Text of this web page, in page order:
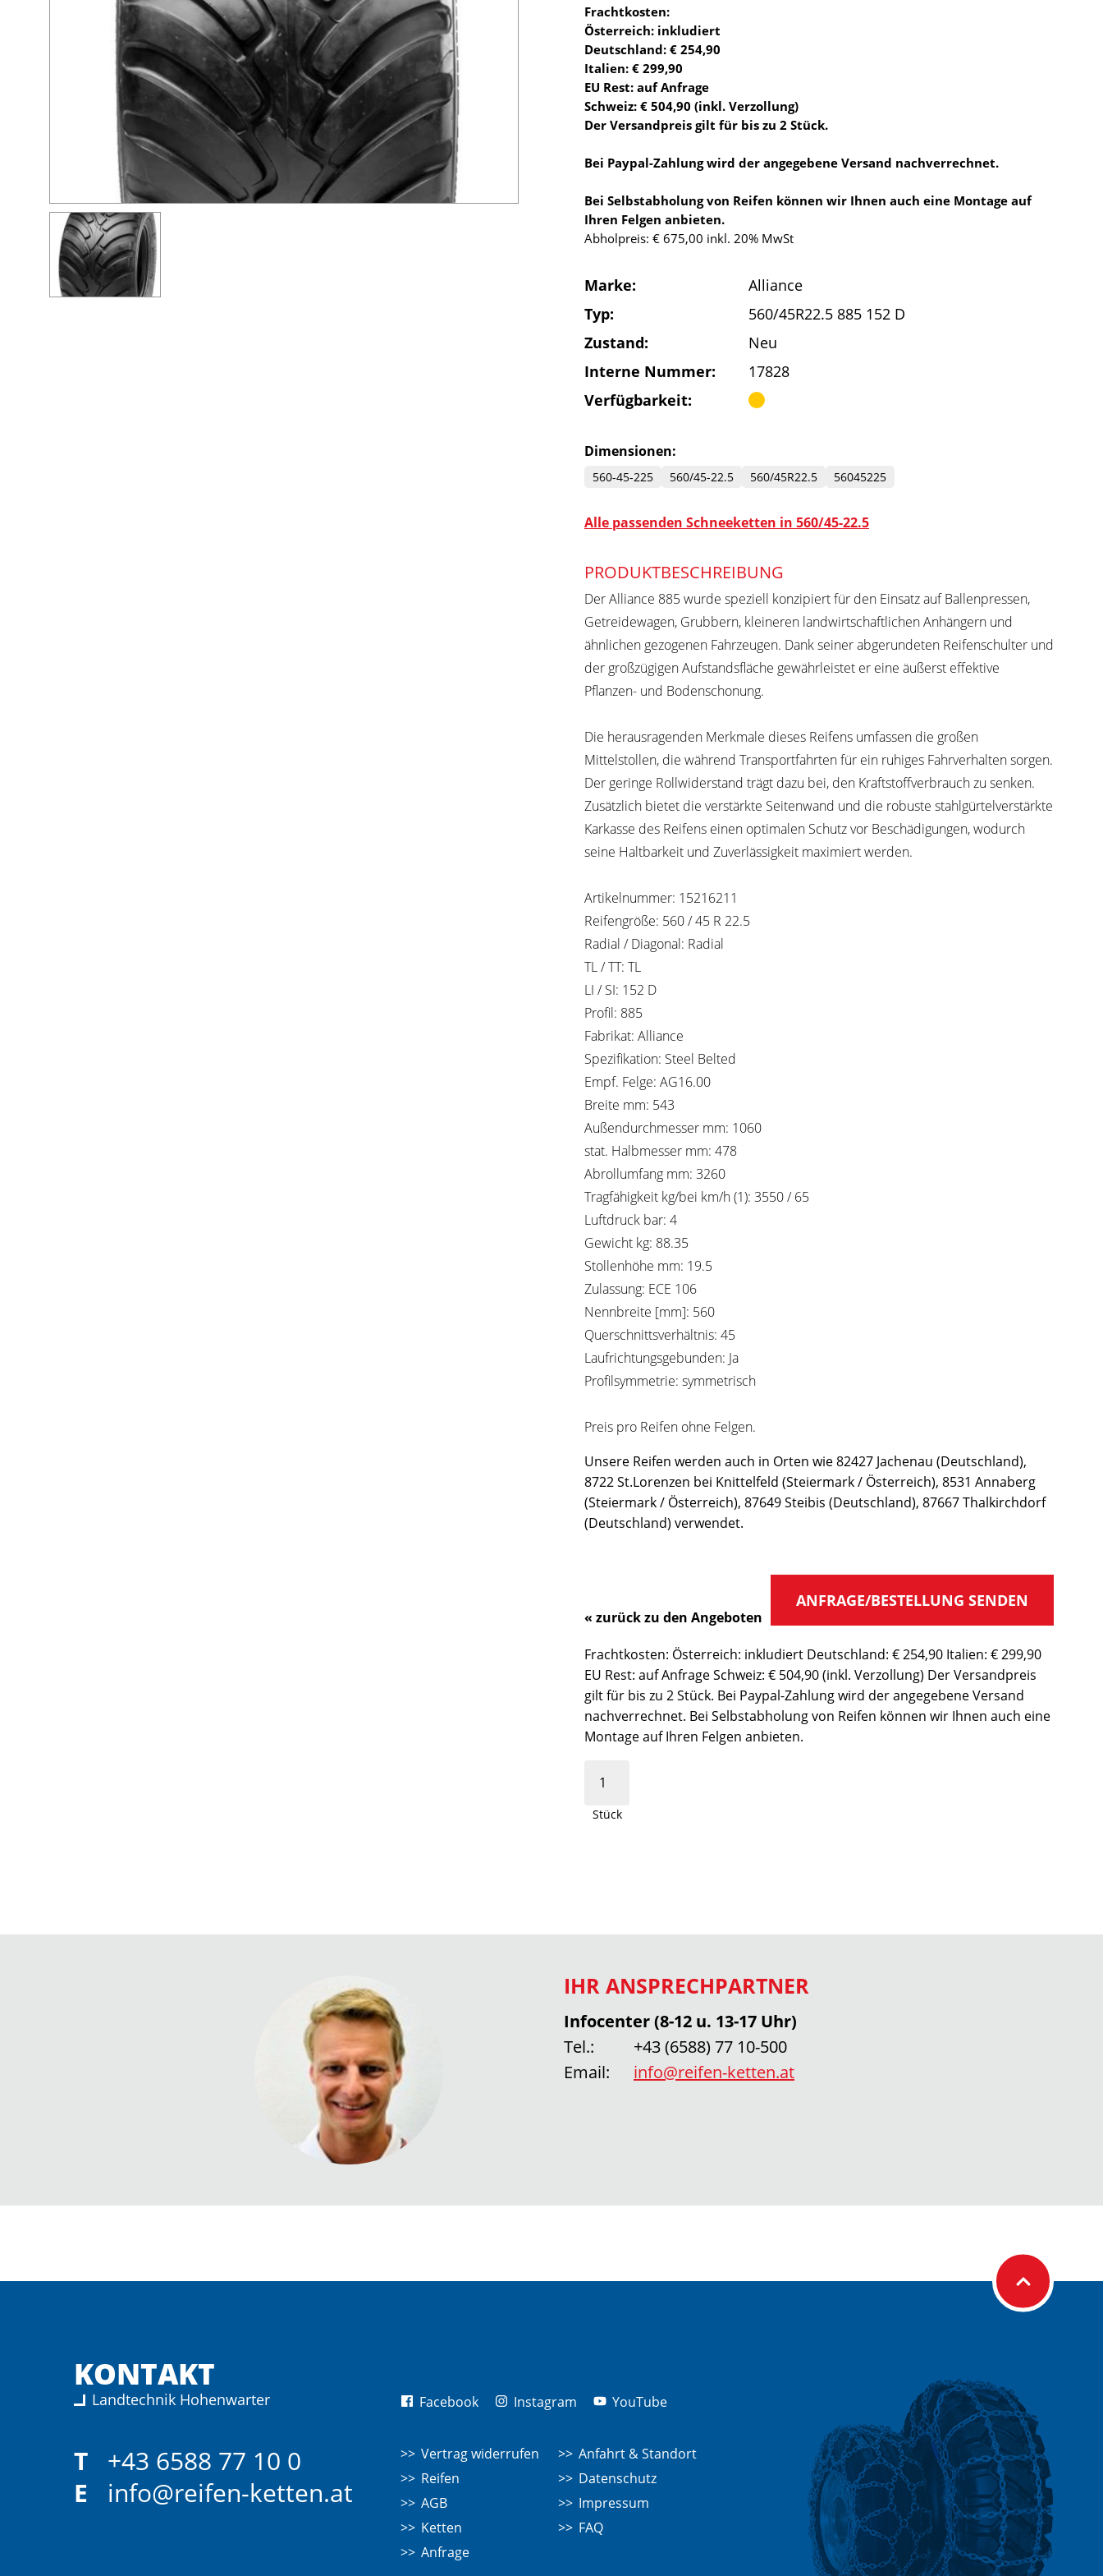
Frachtkosten:
Österreich: inkludiert
Deutschland: € 254,90
Italien: € 299,90
EU Rest: auf Anfrage
Schweiz: € 504,90 (inkl. Verzollung)
Der Versandpreis gilt für bis zu 2 Stück.
Bei Paypal-Zahlung wird der angegebene Versand nachverrechnet.
Bei Selbstabholung von Reifen können wir Ihnen auch eine Montage auf
Ihren Felgen anbieten.
Abholpreis: € 675,00 inkl. 20% MwSt
Marke:
Alliance
Typ:
560/45R22.5 885 152 D
Zustand:
Neu
Interne Nummer:
17828
Verfügbarkeit:
Dimensionen:
560-45-225 560/45-22.5 560/45R22.5 56045225
Alle passenden Schneeketten in 560/45-22.5
PRODUKTBESCHREIBUNG
Der Alliance 885 wurde speziell konzipiert für den Einsatz auf Ballenpressen,
Getreidewagen, Grubbern, kleineren landwirtschaftlichen Anhängern und
ähnlichen gezogenen Fahrzeugen. Dank seiner abgerundeten Reifenschulter und
der großzügigen Aufstandsfläche gewährleistet er eine äußerst effektive
Pflanzen- und Bodenschonung.
Die herausragenden Merkmale dieses Reifens umfassen die großen
Mittelstollen, die während Transportfahrten für ein ruhiges Fahrverhalten sorgen.
Der geringe Rollwiderstand trägt dazu bei, den Kraftstoffverbrauch zu senken.
Zusätzlich bietet die verstärkte Seitenwand und die robuste stahlgürtelverstärkte
Karkasse des Reifens einen optimalen Schutz vor Beschädigungen, wodurch
seine Haltbarkeit und Zuverlässigkeit maximiert werden.
Artikelnummer: 15216211
Reifengröße: 560 / 45 R 22.5
Radial / Diagonal: Radial
TL / TT: TL
LI / SI: 152 D
Profil: 885
Fabrikat: Alliance
Spezifikation: Steel Belted
Empf. Felge: AG16.00
Breite mm: 543
Außendurchmesser mm: 1060
stat. Halbmesser mm: 478
Abrollumfang mm: 3260
Tragfähigkeit kg/bei km/h (1): 3550 / 65
Luftdruck bar: 4
Gewicht kg: 88.35
Stollenhöhe mm: 19.5
Zulassung: ECE 106
Nennbreite [mm]: 560
Querschnittsverhältnis: 45
Laufrichtungsgebunden: Ja
Profilsymmetrie: symmetrisch
Preis pro Reifen ohne Felgen.
Unsere Reifen werden auch in Orten wie 82427 Jachenau (Deutschland),
8722 St.Lorenzen bei Knittelfeld (Steiermark / Österreich), 8531 Annaberg
(Steiermark / Österreich), 87649 Steibis (Deutschland), 87667 Thalkirchdorf
(Deutschland) verwendet.
« zurück zu den Angeboten
ANFRAGE/BESTELLUNG SENDEN
Frachtkosten: Österreich: inkludiert Deutschland: € 254,90 Italien: € 299,90
EU Rest: auf Anfrage Schweiz: € 504,90 (inkl. Verzollung) Der Versandpreis
gilt für bis zu 2 Stück. Bei Paypal-Zahlung wird der angegebene Versand
nachverrechnet. Bei Selbstabholung von Reifen können wir Ihnen auch eine
Montage auf Ihren Felgen anbieten.
Stück
IHR ANSPRECHPARTNER
Infocenter (8-12 u. 13-17 Uhr)
Tel.:
+43 (6588) 77 10-500
Email:
info@reifen-ketten.at
KONTAKT
Landtechnik Hohenwarter
T
+43 6588 77 10 0
E
info@reifen-ketten.at
Facebook Instagram YouTube
Vertrag widerrufen
Reifen
AGB
Ketten
Anfrage
Anfahrt & Standort
Datenschutz
Impressum
FAQ